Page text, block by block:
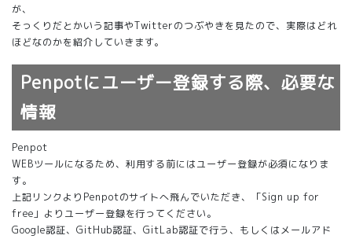
が、
そっくりだとかいう記事やTwitterのつぶやきを見たので、実際はどれ
ほどなのかを紹介していきます。
Penpotにユーザー登録する際、必要な
情報
Penpot
WEBツールになるため、利用する前にはユーザー登録が必須になりま
す。
上記リンクよりPenpotのサイトへ飛んでいただき、「Sign up for
free」よりユーザー登録を行ってください。
Google認証、GitHub認証、GitLab認証で行う、もしくはメールアド